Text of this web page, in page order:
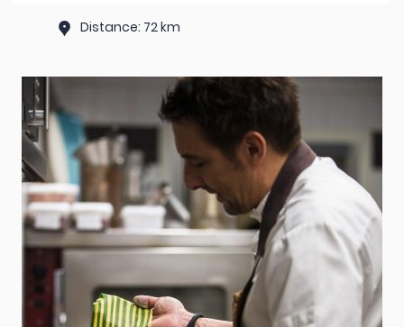
Distance: 72 km